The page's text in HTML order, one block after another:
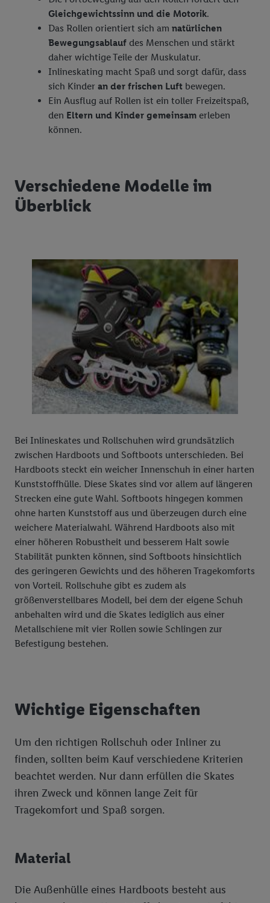
Gleichgewichtssinn und die Motorik.
Das Rollen orientiert sich am natürlichen
Bewegungsablauf des Menschen und stärkt
daher wichtige Teile der Muskulatur.
Inlineskating macht Spaß und sorgt dafür, dass
sich Kinder an der frischen Luft bewegen.
Ein Ausflug auf Rollen ist ein toller Freizeitspaß,
den Eltern und Kinder gemeinsam erleben
können.
Verschiedene Modelle im
Überblick
Bei Inlineskates und Rollschuhen wird grundsätzlich
zwischen Hardboots und Softboots unterschieden. Bei
Hardboots steckt ein weicher Innenschuh in einer harten
Kunststoffhülle. Diese Skates sind vor allem auf längeren
Strecken eine gute Wahl. Softboots hingegen kommen
ohne harten Kunststoff aus und überzeugen durch eine
weichere Materialwahl. Während Hardboots also mit
einer höheren Robustheit und besserem Halt sowie
Stabilität punkten können, sind Softboots hinsichtlich
des geringeren Gewichts und des höheren Tragekomforts
von Vorteil. Rollschuhe gibt es zudem als
größenverstellbares Modell, bei dem der eigene Schuh
anbehalten wird und die Skates lediglich aus einer
Metallschiene mit vier Rollen sowie Schlingen zur
Befestigung bestehen.
Wichtige Eigenschaften
Um den richtigen Rollschuh oder Inliner zu
finden, sollten beim Kauf verschiedene Kriterien
beachtet werden. Nur dann erfüllen die Skates
ihren Zweck und können lange Zeit für
Tragekomfort und Spaß sorgen.
Material
Die Außenhülle eines Hardboots besteht aus